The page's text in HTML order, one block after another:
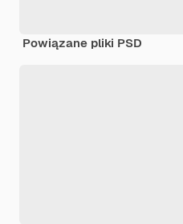
Powiązane pliki PSD